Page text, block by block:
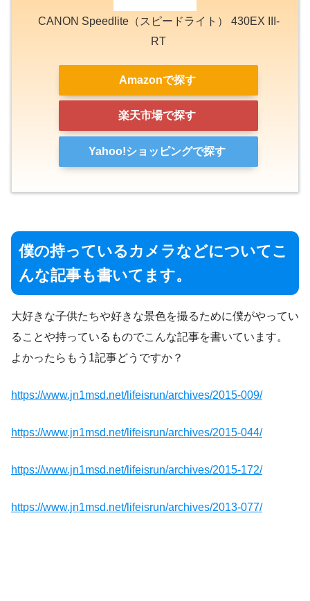
CANON Speedlite（スピードライト） 430EX III-
RT
Amazonで探す
楽天市場で探す
Yahoo!ショッピングで探す
僕の持っているカメラなどについてこ
んな記事も書いてます。
大好きな子供たちや好きな景色を撮るために僕がやってい
ることや持っているものでこんな記事を書いています。
よかったらもう1記事どうですか？
https://www.jn1msd.net/lifeisrun/archives/2015-009/
https://www.jn1msd.net/lifeisrun/archives/2015-044/
https://www.jn1msd.net/lifeisrun/archives/2015-172/
https://www.jn1msd.net/lifeisrun/archives/2013-077/